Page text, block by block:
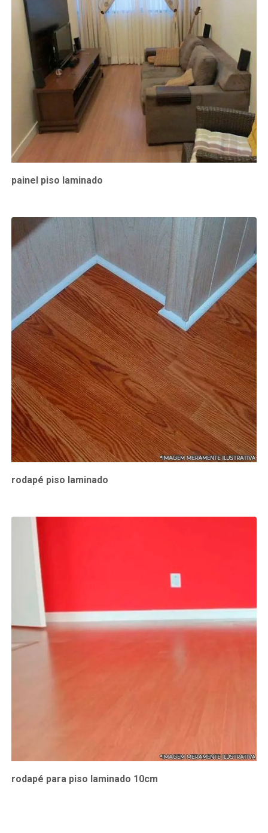
painel piso laminado
rodapé piso laminado
rodapé para piso laminado 10cm